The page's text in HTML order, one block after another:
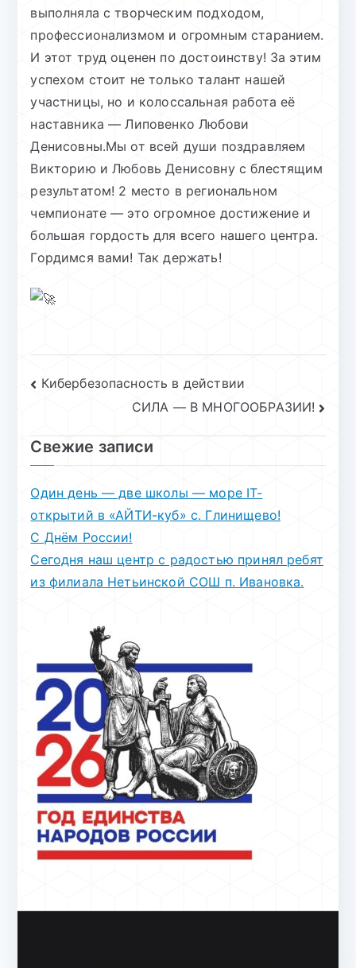
выполняла с творческим подходом,
профессионализмом и огромным старанием.
И этот труд оценен по достоинству! За этим
успехом стоит не только талант нашей
участницы, но и колоссальная работа её
наставника — Липовенко Любови
Денисовны.Мы от всей души поздравляем
Викторию и Любовь Денисовну с блестящим
результатом! 2 место в региональном
чемпионате — это огромное достижение и
большая гордость для всего нашего центра.
Гордимся вами! Так держать!
Навигация
записям
Кибербезопасность в действии
СИЛА — В МНОГООБРАЗИИ!
Свежие записи
Один день — две школы — море IT-
открытий в «АЙТИ-куб» с. Глинищево!
С Днём России!
Сегодня наш центр с радостью принял ребят
из филиала Нетьинской СОШ п. Ивановка.